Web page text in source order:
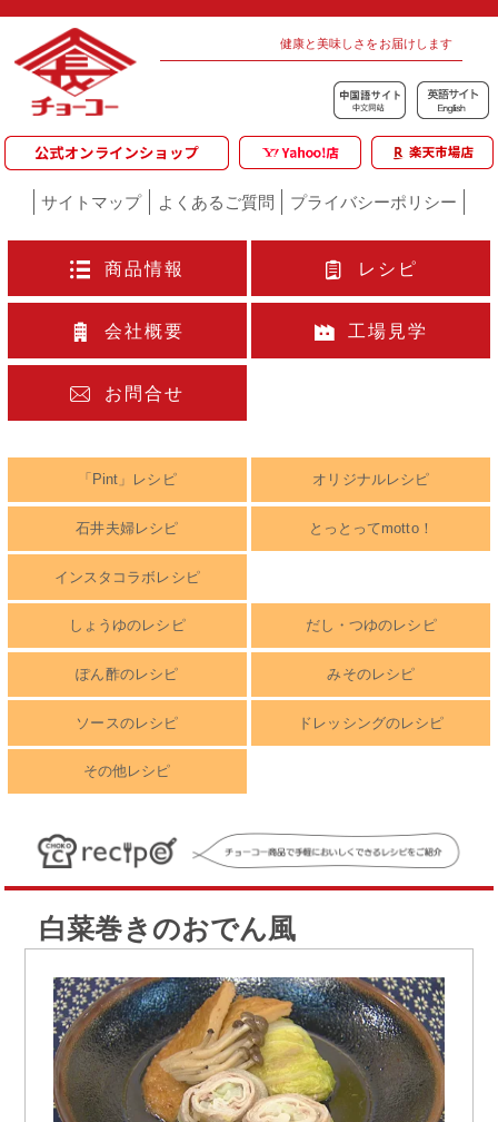
健康と美味しさをお届けします
サイトマップ よくあるご質問 プライバシーポリシー
商品情報 レシピ
会社概要 工場見学
お問合せ
「Pint」レシピ オリジナルレシピ
石井夫婦レシピ とっとってmotto！
インスタコラボレシピ
しょうゆのレシピ だし・つゆのレシピ
ぽん酢のレシピ みそのレシピ
ソースのレシピ ドレッシングのレシピ
その他レシピ
白菜巻きのおでん風